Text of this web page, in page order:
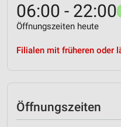
06:00 - 22:00
Öffnungszeiten heute
Filialen mit früheren oder
Öffnungszeiten